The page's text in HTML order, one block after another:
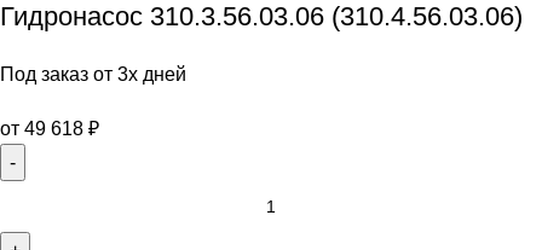
Гидронасос 310.3.56.03.06 (310.4.56.03.06)
Под заказ от 3х дней
от 49 618 ₽